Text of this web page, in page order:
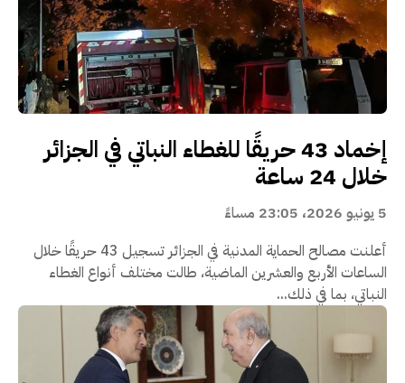
إخماد 43 حريقًا للغطاء النباتي في الجزائر
خلال 24 ساعة
5 يونيو 2026، 23:05 مساءً
أعلنت مصالح الحماية المدنية في الجزائر تسجيل 43 حريقًا خلال
الساعات الأربع والعشرين الماضية، طالت مختلف أنواع الغطاء
النباتي، بما في ذلك...